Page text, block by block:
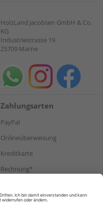
HolzLand Jacobsen GmbH & Co.
KG
Industriestrasse 19
25709 Marne
Zahlungsarten
PayPal
Onlineüberweisung
Kreditkarte
Rechnung*
Versand